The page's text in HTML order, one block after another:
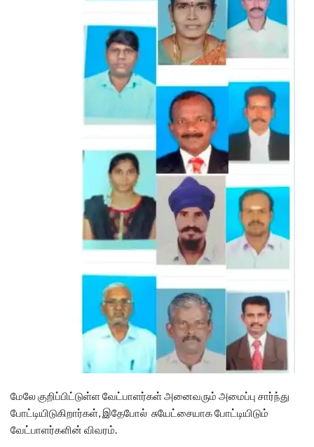
மேலே குறிப்பிட்டுள்ள வேட்பாளர்கள் அனைவரும் அமைப்பு சார்ந்து
போட்டியிடுகிறார்கள், இதேபோல் சுயேட்சையாக போட்டியிடும்
வேட்பாளர்களின் விவரம்.